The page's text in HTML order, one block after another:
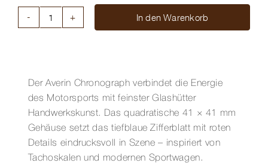
Menge
In den Warenkorb
Der Averin Chronograph verbindet die Energie
des Motorsports mit feinster Glashütter
Handwerkskunst. Das quadratische 41 × 41 mm
Gehäuse setzt das tiefblaue Zifferblatt mit roten
Details eindrucksvoll in Szene – inspiriert von
Tachoskalen und modernen Sportwagen.